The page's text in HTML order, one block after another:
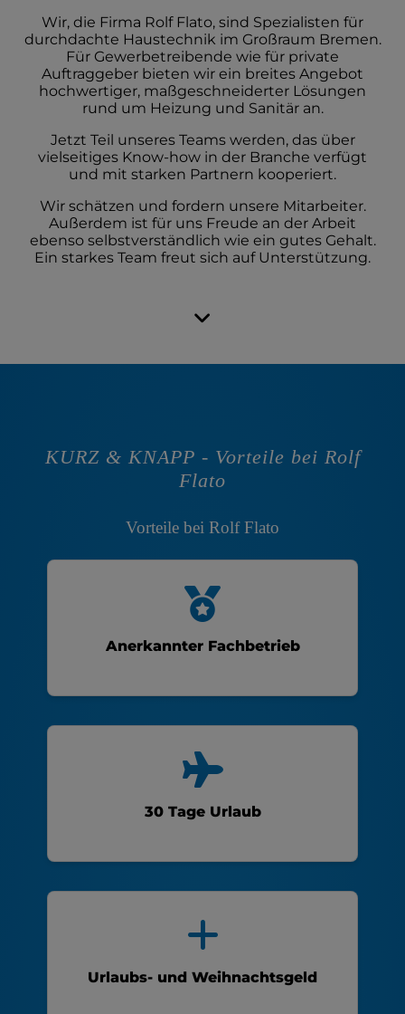
Wir, die Firma Rolf Flato, sind Spezialisten für
durchdachte Haustechnik im Großraum Bremen.
Für Gewerbetreibende wie für private
Auftraggeber bieten wir ein breites Angebot
hochwertiger, maßgeschneiderter Lösungen
rund um Heizung und Sanitär an.
Jetzt Teil unseres Teams werden, das über
vielseitiges Know-how in der Branche verfügt
und mit starken Partnern kooperiert.
Wir schätzen und fordern unsere Mitarbeiter.
Außerdem ist für uns Freude an der Arbeit
ebenso selbstverständlich wie ein gutes Gehalt.
Ein starkes Team freut sich auf Unterstützung.
KURZ & KNAPP - Vorteile bei Rolf
Flato
Vorteile bei Rolf Flato
Anerkannter Fachbetrieb
30 Tage Urlaub
Urlaubs- und Weihnachtsgeld